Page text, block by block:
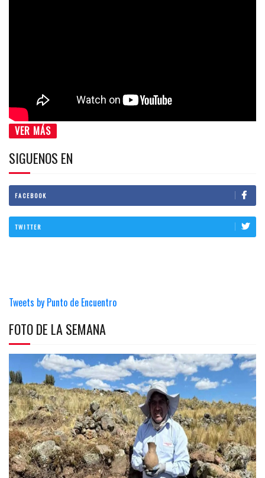
VER MÁS
SIGUENOS EN
FACEBOOK
TWITTER
Tweets by Punto de Encuentro
FOTO DE LA SEMANA